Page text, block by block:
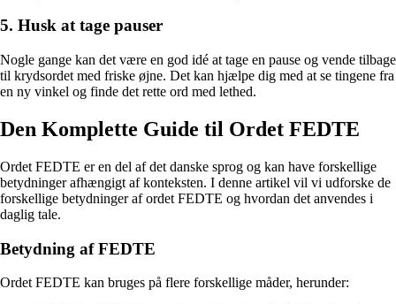
5. Husk at tage pauser
Nogle gange kan det være en god idé at tage en pause og vende tilbage
til krydsordet med friske øjne. Det kan hjælpe dig med at se tingene fra
en ny vinkel og finde det rette ord med lethed.
Den Komplette Guide til Ordet FEDTE
Ordet FEDTE er en del af det danske sprog og kan have forskellige
betydninger afhængigt af konteksten. I denne artikel vil vi udforske de
forskellige betydninger af ordet FEDTE og hvordan det anvendes i
daglig tale.
Betydning af FEDTE
Ordet FEDTE kan bruges på flere forskellige måder, herunder: